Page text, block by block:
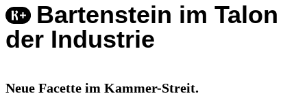
Bartenstein im Talon
der Industrie
Neue Facette im Kammer-Streit.